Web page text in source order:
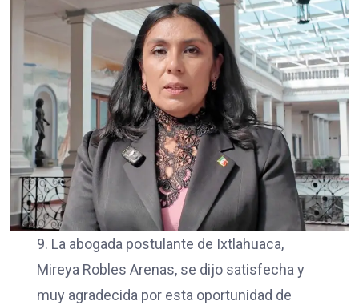
9. La abogada postulante de Ixtlahuaca,
Mireya Robles Arenas, se dijo satisfecha y
muy agradecida por esta oportunidad de